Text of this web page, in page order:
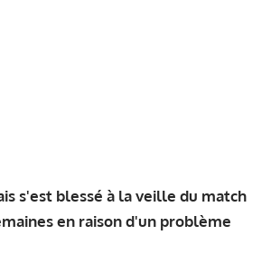
s'est blessé à la veille du match
en raison d'un problème